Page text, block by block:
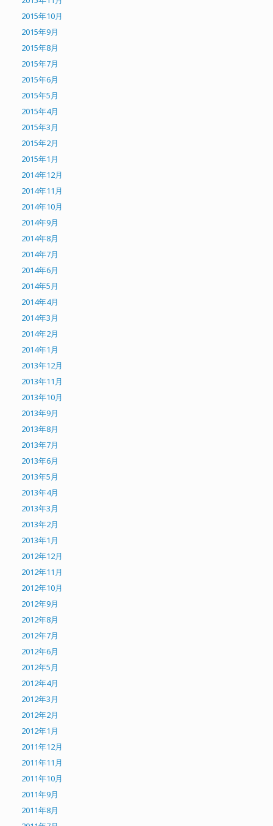
2015年10月
2015年9月
2015年8月
2015年7月
2015年6月
2015年5月
2015年4月
2015年3月
2015年2月
2015年1月
2014年12月
2014年11月
2014年10月
2014年9月
2014年8月
2014年7月
2014年6月
2014年5月
2014年4月
2014年3月
2014年2月
2014年1月
2013年12月
2013年11月
2013年10月
2013年9月
2013年8月
2013年7月
2013年6月
2013年5月
2013年4月
2013年3月
2013年2月
2013年1月
2012年12月
2012年11月
2012年10月
2012年9月
2012年8月
2012年7月
2012年6月
2012年5月
2012年4月
2012年3月
2012年2月
2012年1月
2011年12月
2011年11月
2011年10月
2011年9月
2011年8月